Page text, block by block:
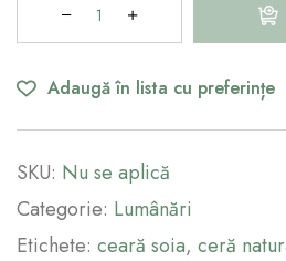
Adaugă în lista cu preferințe
SKU: Nu se aplică
Categorie: Lumânări
Etichete: ceară soia, ceră